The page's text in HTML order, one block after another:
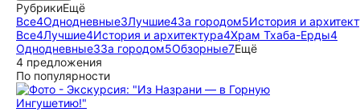
РубрикиЕщё
Все4Однодневные3Лучшие4За городом5История и
Все4Лучшие4История и архитектура4Храм Тхаба-Ерды4
Однодневные3За городом5Обзорные7Ещё
4 предложения
По популярности